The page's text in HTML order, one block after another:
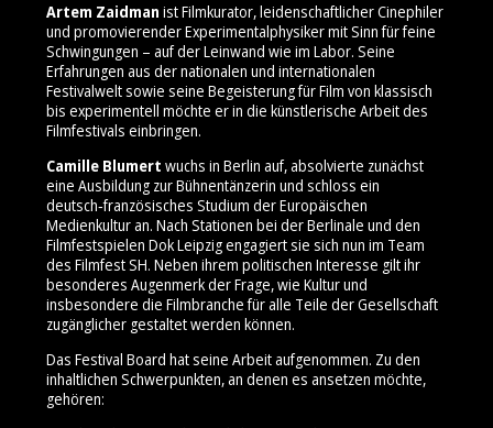
Artem Zaidman ist Filmkurator, leidenschaftlicher Cinephiler
und promovierender Experimentalphysiker mit Sinn für feine
Schwingungen – auf der Leinwand wie im Labor. Seine
Erfahrungen aus der nationalen und internationalen
Festivalwelt sowie seine Begeisterung für Film von klassisch
bis experimentell möchte er in die künstlerische Arbeit des
Filmfestivals einbringen.
Camille Blumert wuchs in Berlin auf, absolvierte zunächst
eine Ausbildung zur Bühnentänzerin und schloss ein
deutsch‑französisches Studium der Europäischen
Medienkultur an. Nach Stationen bei der Berlinale und den
Filmfestspielen Dok Leipzig engagiert sie sich nun im Team
des Filmfest SH. Neben ihrem politischen Interesse gilt ihr
besonderes Augenmerk der Frage, wie Kultur und
insbesondere die Filmbranche für alle Teile der Gesellschaft
zugänglicher gestaltet werden können.
Das Festival Board hat seine Arbeit aufgenommen. Zu den
inhaltlichen Schwerpunkten, an denen es ansetzen möchte,
gehören: